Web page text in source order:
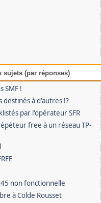
sujets (par réponses)
SMF !
destinés à d'autres !?
par l'opérateur SFR
free à un réseau TP-
non fonctionnelle
à Colde Rousset